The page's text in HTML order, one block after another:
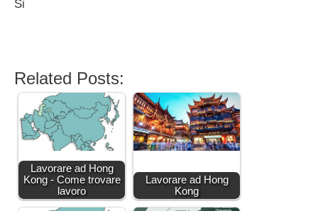
Si
Related Posts:
Lavorare ad Hong
Kong - Come trovare
lavoro
Lavorare ad Hong
Kong